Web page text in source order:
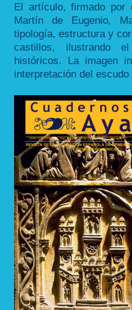
El artículo, firmado por
Martín de Eugenio,
tipología, estructura y
castillos, ilustrando
históricos. La imagen
interpretación del